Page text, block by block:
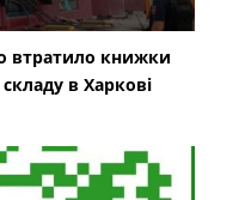
втратило книжки
в Харкові